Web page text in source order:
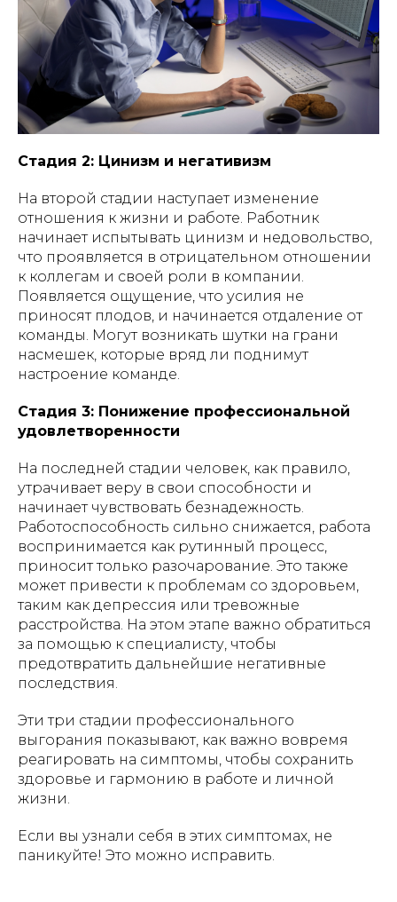
Стадия 2: Цинизм и негативизм
На второй стадии наступает изменение
отношения к жизни и работе. Работник
начинает испытывать цинизм и недовольство,
что проявляется в отрицательном отношении
к коллегам и своей роли в компании.
Появляется ощущение, что усилия не
приносят плодов, и начинается отдаление от
команды. Могут возникать шутки на грани
насмешек, которые вряд ли поднимут
настроение команде.
Стадия 3: Понижение профессиональной
удовлетворенности
На последней стадии человек, как правило,
утрачивает веру в свои способности и
начинает чувствовать безнадежность.
Работоспособность сильно снижается, работа
воспринимается как рутинный процесс,
приносит только разочарование. Это также
может привести к проблемам со здоровьем,
таким как депрессия или тревожные
расстройства. На этом этапе важно обратиться
за помощью к специалисту, чтобы
предотвратить дальнейшие негативные
последствия.
Эти три стадии профессионального
выгорания показывают, как важно вовремя
реагировать на симптомы, чтобы сохранить
здоровье и гармонию в работе и личной
жизни.
Если вы узнали себя в этих симптомах, не
паникуйте! Это можно исправить.